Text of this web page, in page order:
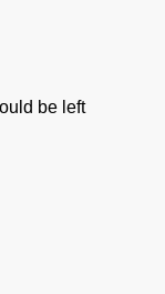
be left